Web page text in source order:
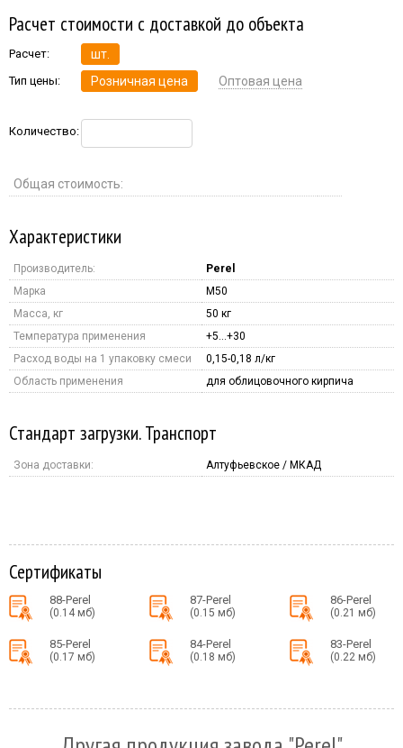
Расчет стоимости с доставкой до объекта
Расчет: шт.
Тип цены: Розничная цена Оптовая цена
Количество:
Общая стоимость:
Характеристики
Производитель:
Perel
Марка
M50
Масса, кг
50 кг
Температура применения
+5…+30
Расход воды на 1 упаковку смеси
0,15-0,18 л/кг
Область применения
для облицовочного кирпича
Стандарт загрузки. Транспорт
Зона доставки: Алтуфьевское / МКАД
Сертификаты
88-Perel
(0.14 мб)
87-Perel
(0.15 мб)
86-Perel
(0.21 мб)
85-Perel
(0.17 мб)
84-Perel
(0.18 мб)
83-Perel
(0.22 мб)